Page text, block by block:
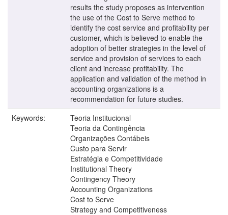
results the study proposes as intervention
the use of the Cost to Serve method to
identify the cost service and profitability per
customer, which is believed to enable the
adoption of better strategies in the level of
service and provision of services to each
client and increase profitability. The
application and validation of the method in
accounting organizations is a
recommendation for future studies.
Keywords:
Teoria Institucional
Teoria da Contingência
Organizações Contábeis
Custo para Servir
Estratégia e Competitividade
Institutional Theory
Contingency Theory
Accounting Organizations
Cost to Serve
Strategy and Competitiveness